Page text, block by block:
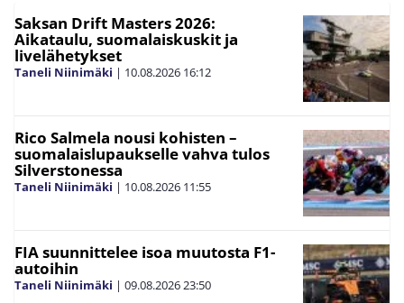
Saksan Drift Masters 2026:
Aikataulu, suomalaiskuskit ja
livelähetykset
Taneli Niinimäki | 10.08.2026 16:12
Rico Salmela nousi kohisten –
suomalaislupaukselle vahva tulos
Silverstonessa
Taneli Niinimäki | 10.08.2026 11:55
FIA suunnittelee isoa muutosta F1-
autoihin
Taneli Niinimäki | 09.08.202623:50